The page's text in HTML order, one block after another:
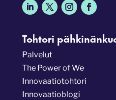
Tohtori
Palvelut
The Power of We
Innovaatiotohtori
Innovaatioblogi